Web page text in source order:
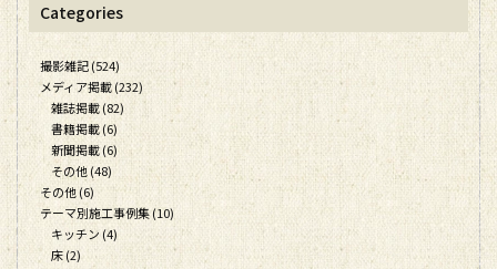
Categories
撮影雑記 (524)
メディア掲載 (232)
雑誌掲載 (82)
書籍掲載 (6)
新聞掲載 (6)
その他 (48)
その他 (6)
テーマ別施工事例集 (10)
キッチン (4)
床 (2)